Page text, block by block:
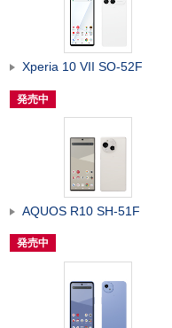
Xperia 10 VII SO-52F
発売中
AQUOS R10 SH-51F
発売中